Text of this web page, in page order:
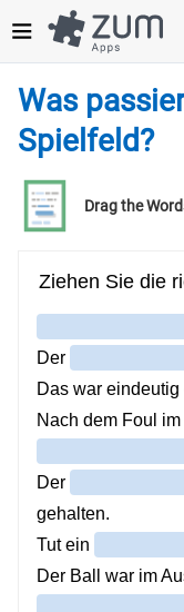
zum
Inhalt
Was
Spielfeld?
Drag the